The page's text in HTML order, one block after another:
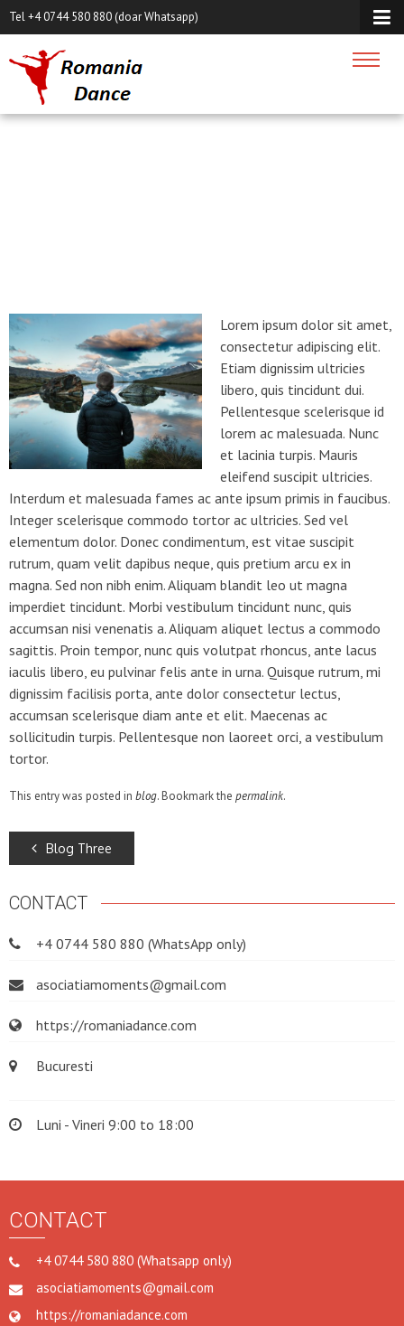
Tel +4 0744 580 880 (doar Whatsapp)
Lorem ipsum dolor sit amet,
consectetur adipiscing elit.
Etiam dignissim ultricies
libero, quis tincidunt dui.
Pellentesque scelerisque id
lorem ac malesuada. Nunc
et lacinia turpis. Mauris
eleifend suscipit ultricies.
Interdum et malesuada fames ac ante ipsum primis in faucibus.
Integer scelerisque commodo tortor ac ultricies. Sed vel
elementum dolor. Donec condimentum, est vitae suscipit
rutrum, quam velit dapibus neque, quis pretium arcu ex in
magna. Sed non nibh enim. Aliquam blandit leo ut magna
imperdiet tincidunt. Morbi vestibulum tincidunt nunc, quis
accumsan nisi venenatis a. Aliquam aliquet lectus a commodo
sagittis. Proin tempor, nunc quis volutpat rhoncus, ante lacus
iaculis libero, eu pulvinar felis ante in urna. Quisque rutrum, mi
dignissim facilisis porta, ante dolor consectetur lectus,
accumsan scelerisque diam ante et elit. Maecenas ac
sollicitudin turpis. Pellentesque non laoreet orci, a vestibulum
tortor.
This entry was posted in blog. Bookmark the permalink.
Blog Three
CONTACT
+4 0744 580 880 (WhatsApp only)
asociatiamoments@gmail.com
https://romaniadance.com
Bucuresti
Luni - Vineri 9:00 to 18:00
CONTACT
+4 0744 580 880 (Whatsapp only)
asociatiamoments@gmail.com
https://romaniadance.com